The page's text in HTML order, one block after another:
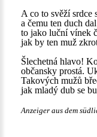
A co to svěží srdce
a čemu ten duch
to jako luční vínek
jak by ten muž
Šlechetná hlavo!
občansky prostá.
Takových mužů
jak mladý dub se
Anzeiger aus dem